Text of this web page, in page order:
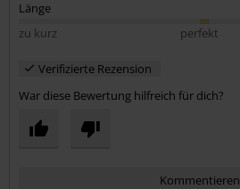
Länge
zu kurz
perfekt
Verifizierte Rezension
War diese Bewertung hilfreich für dich?
Kommentieren